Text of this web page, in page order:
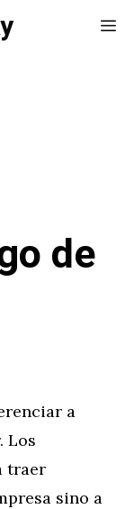
de
a
Los
traer
sino a